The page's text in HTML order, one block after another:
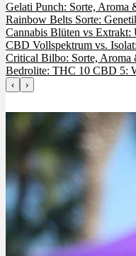
Gelati Punch: Sorte, Aroma
Rainbow Belts Sorte:
Cannabis Blüten vs
CBD Vollspektrum vs.
Critical Bilbo: Sorte, Aroma
Bedrolite: THC 10 CBD 5:
‹ ›